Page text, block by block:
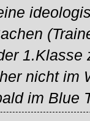
1.Klasse
nicht im
im Blue